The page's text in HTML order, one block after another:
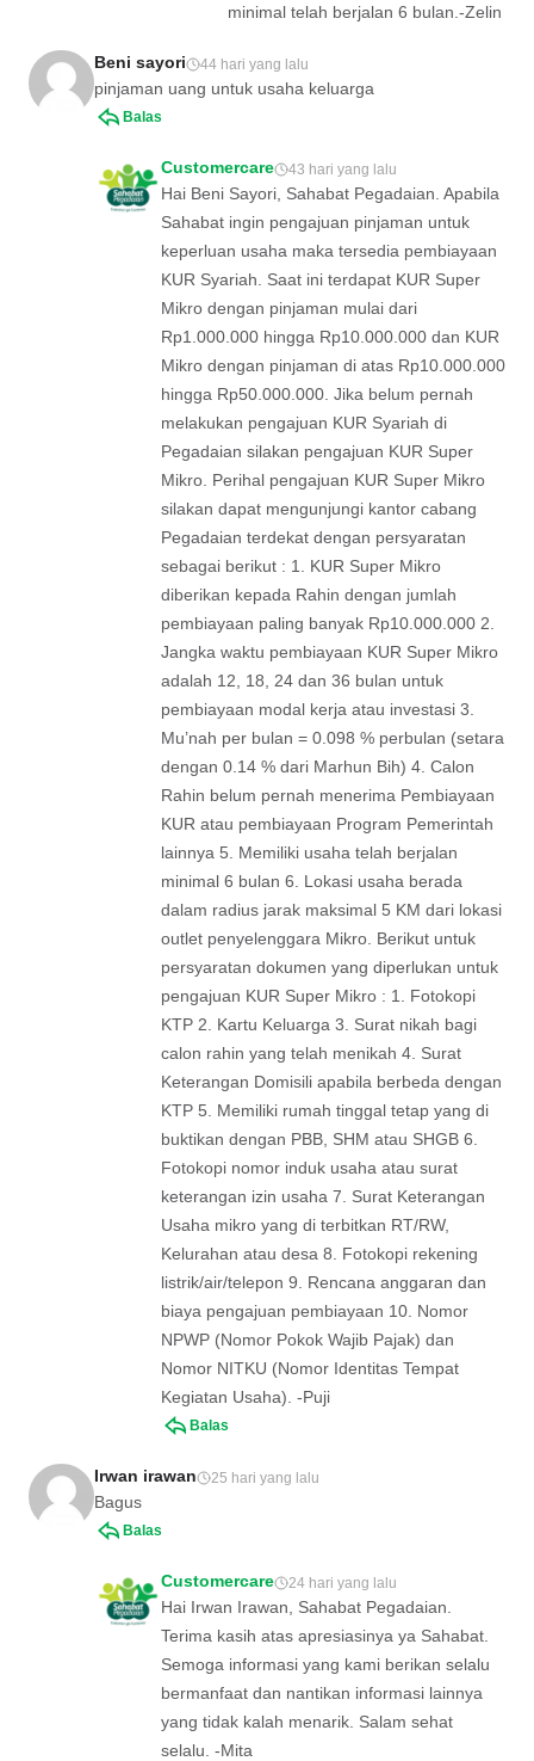
minimal telah berjalan 6 bulan.-Zelin
Beni sayori 44 hari yang lalu
pinjaman uang untuk usaha keluarga
Balas
Customercare 43 hari yang lalu
Hai Beni Sayori, Sahabat Pegadaian. Apabila
Sahabat ingin pengajuan pinjaman untuk
keperluan usaha maka tersedia pembiayaan
KUR Syariah. Saat ini terdapat KUR Super
Mikro dengan pinjaman mulai dari
Rp1.000.000 hingga Rp10.000.000 dan KUR
Mikro dengan pinjaman di atas Rp10.000.000
hingga Rp50.000.000. Jika belum pernah
melakukan pengajuan KUR Syariah di
Pegadaian silakan pengajuan KUR Super
Mikro. Perihal pengajuan KUR Super Mikro
silakan dapat mengunjungi kantor cabang
Pegadaian terdekat dengan persyaratan
sebagai berikut : 1. KUR Super Mikro
diberikan kepada Rahin dengan jumlah
pembiayaan paling banyak Rp10.000.000 2.
Jangka waktu pembiayaan KUR Super Mikro
adalah 12, 18, 24 dan 36 bulan untuk
pembiayaan modal kerja atau investasi 3.
Mu’nah per bulan = 0.098 % perbulan (setara
dengan 0.14 % dari Marhun Bih) 4. Calon
Rahin belum pernah menerima Pembiayaan
KUR atau pembiayaan Program Pemerintah
lainnya 5. Memiliki usaha telah berjalan
minimal 6 bulan 6. Lokasi usaha berada
dalam radius jarak maksimal 5 KM dari lokasi
outlet penyelenggara Mikro. Berikut untuk
persyaratan dokumen yang diperlukan untuk
pengajuan KUR Super Mikro : 1. Fotokopi
KTP 2. Kartu Keluarga 3. Surat nikah bagi
calon rahin yang telah menikah 4. Surat
Keterangan Domisili apabila berbeda dengan
KTP 5. Memiliki rumah tinggal tetap yang di
buktikan dengan PBB, SHM atau SHGB 6.
Fotokopi nomor induk usaha atau surat
keterangan izin usaha 7. Surat Keterangan
Usaha mikro yang di terbitkan RT/RW,
Kelurahan atau desa 8. Fotokopi rekening
listrik/air/telepon 9. Rencana anggaran dan
biaya pengajuan pembiayaan 10. Nomor
NPWP (Nomor Pokok Wajib Pajak) dan
Nomor NITKU (Nomor Identitas Tempat
Kegiatan Usaha). -Puji
Balas
Irwan irawan 25 hari yang lalu
Bagus
Balas
Customercare 24 hari yang lalu
Hai Irwan Irawan, Sahabat Pegadaian.
Terima kasih atas apresiasinya ya Sahabat.
Semoga informasi yang kami berikan selalu
bermanfaat dan nantikan informasi lainnya
yang tidak kalah menarik. Salam sehat
selalu. -Mita